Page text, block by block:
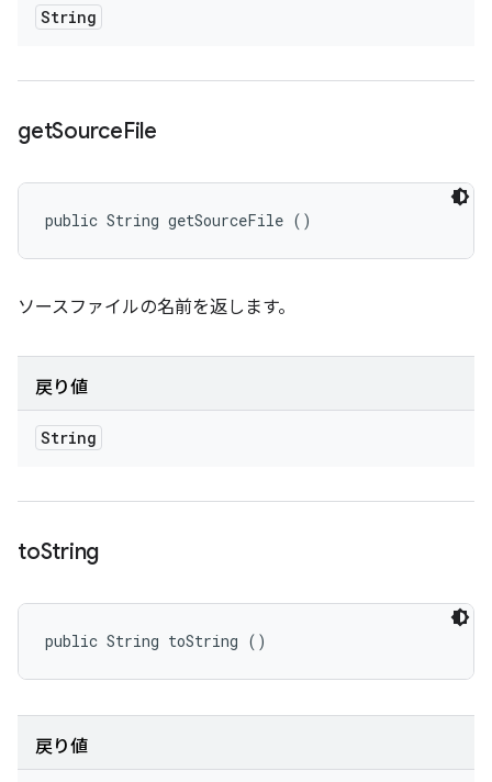
String
getSourceFile
public String getSourceFile ()
ソースファイルの名前を返します。
戻り値
String
toString
public String toString ()
戻り値